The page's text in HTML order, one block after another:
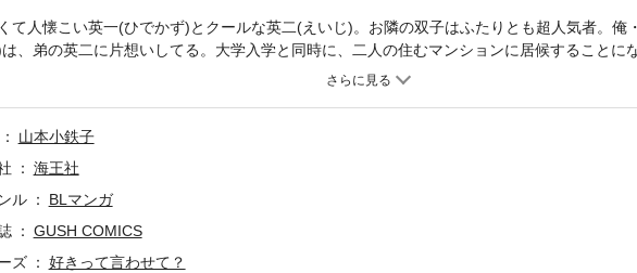
て人懐こい英一(ひでかず)とクールな英二(えいじ)。お隣の双子はふたりとも超人気者。俺
は、弟の英二に片想いしてる。大学入学と同時に、二人の住むマンションに居候することに
つ屋根の下なんて、困る―――。嬉しいけど、困るんだ。 ドキドキの同居ラブに加え、双子
山本小鉄子
海王社
ル
BLマンガ
GUSH COMICS
ズ
好きって言わせて？